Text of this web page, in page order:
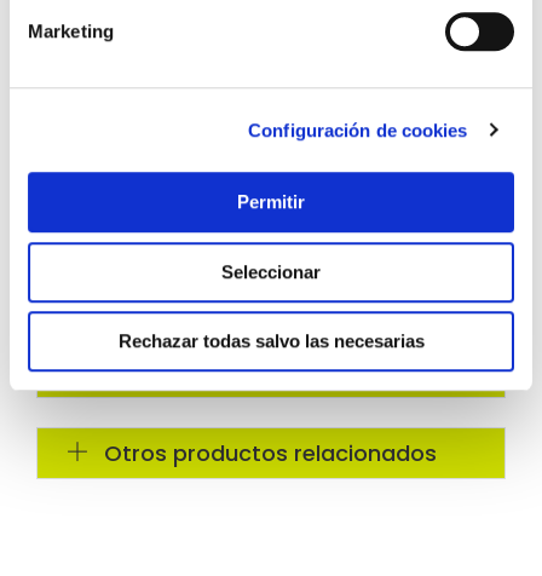
Marketing
Configuración de cookies
Permitir
Seleccionar
Rechazar todas salvo las necesarias